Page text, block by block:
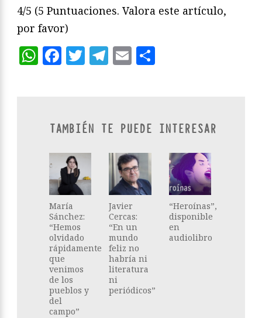
4/5 (5 Puntuaciones. Valora este artículo,
por favor)
WhatsApp
Facebook
Twitter
Telegram
Email
TAMBIÉN TE PUEDE INTERESAR
María
Sánchez:
“Hemos
olvidado
rápidamente
que
venimos
de los
pueblos y
del
campo”
Javier
Cercas:
“En un
mundo
feliz no
habría ni
literatura
ni
periódicos”
“Heroínas”,
disponible
en
audiolibro